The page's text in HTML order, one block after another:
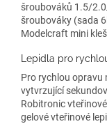
šroubováků 1.5/
šroubováky (sada
Modelcraft mini
Lepidla pro
Pro rychlou opravu
vytvrzující
Robitronic
gelové vteřinové